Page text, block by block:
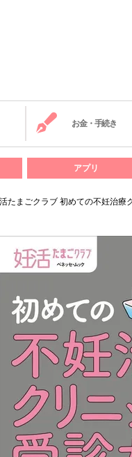
お金・手続き
アプリ
たまごクラブ 初めての不妊治